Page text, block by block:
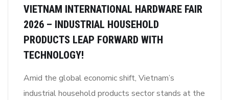
VIETNAM INTERNATIONAL HARDWARE FAIR
2026 – INDUSTRIAL HOUSEHOLD
PRODUCTS LEAP FORWARD WITH
TECHNOLOGY!
Amid the global economic shift, Vietnam’s
industrial household products sector stands at the